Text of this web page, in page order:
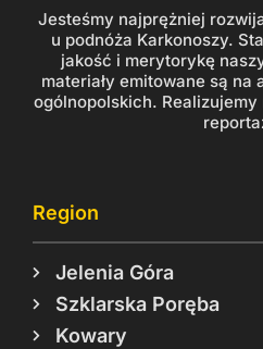
Jesteśmy najprężniej
u podnóża Karkonoszy.
jakość i merytorykę
materiały emitowane są
ogólnopolskich.
Region
Jelenia Góra
Szklarska Poręba
Kowary